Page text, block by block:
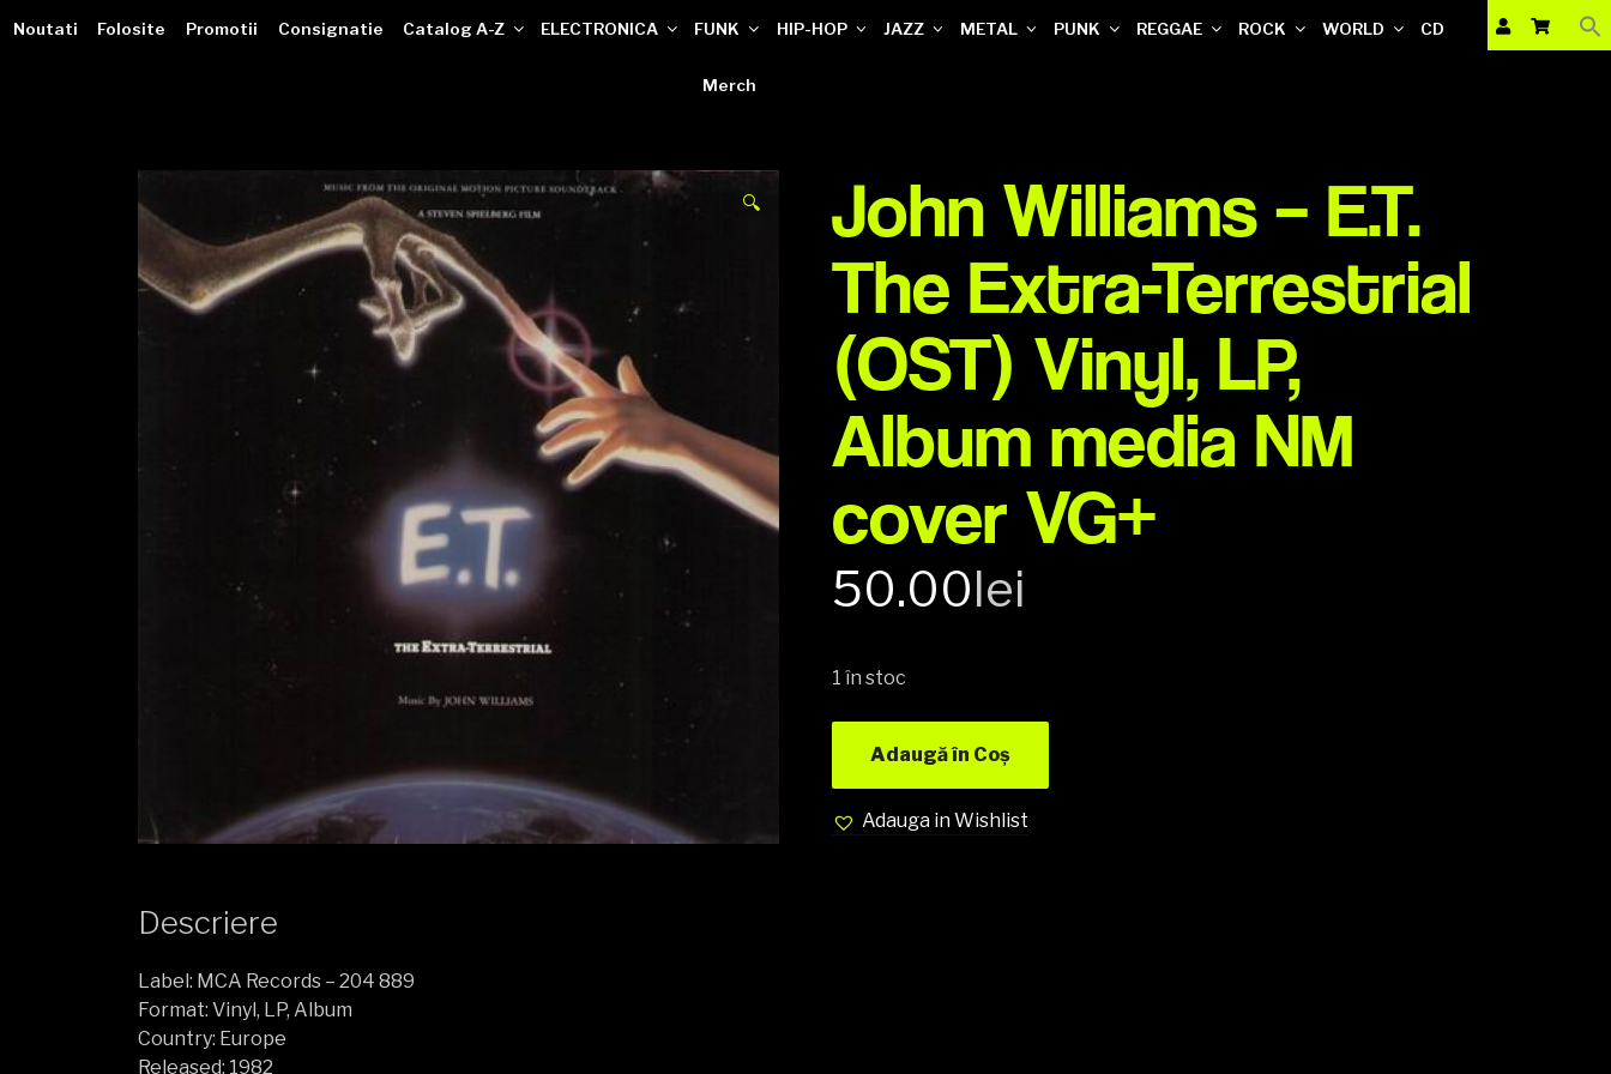
VINILOTECA
Noutati Folosite Promotii Consignatie Catalog A-Z ELECTRONICA FUNK HIP-HOP JAZZ METAL PUNK REGGAE ROCK WORLD CD
Merch
🔍
John Williams – E.T.
The Extra-Terrestrial
(OST) Vinyl, LP,
Album media NM
cover VG+
50.00lei
1 în stoc
Adaugă în Coș
Adauga in Wishlist
Descriere
Label: MCA Records – 204 889
Format: Vinyl, LP, Album
Country: Europe
Released: 1982